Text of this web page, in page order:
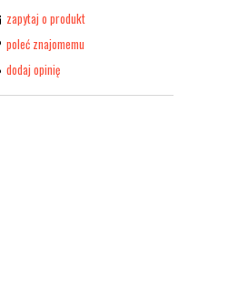
zapytaj o produkt
poleć znajomemu
dodaj opinię